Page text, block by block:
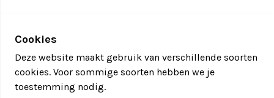
Cookies
Deze website maakt gebruik van verschillende soorten
cookies. Voor sommige soorten hebben we je
toestemming nodig.